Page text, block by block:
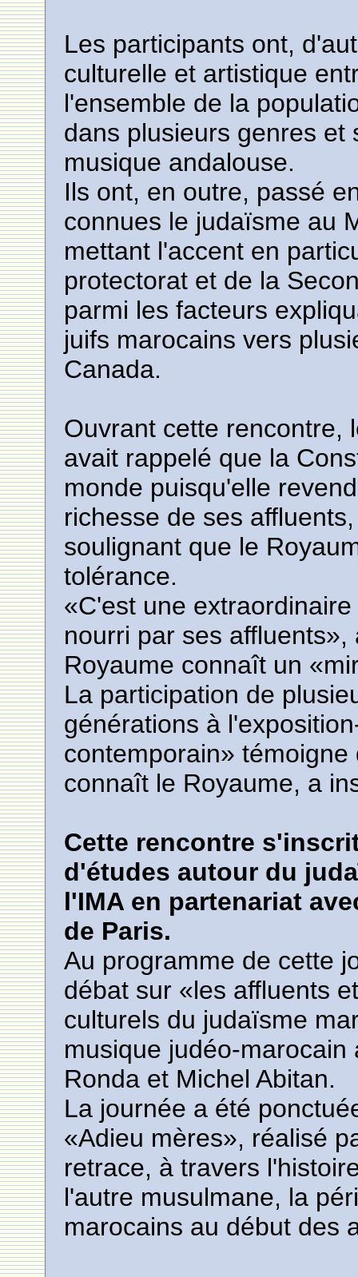
Les participants ont,
culturelle et artistique
l'ensemble de la
dans plusieurs genres et
musique andalouse.
Ils ont, en outre, passé
connues le judaïsme au
mettant l'accent en
protectorat et de la
parmi les facteurs
juifs marocains vers
Canada.
Ouvrant cette rencontre,
avait rappelé que la
monde puisqu'elle
richesse de ses
soulignant que le
tolérance.
«C'est une
nourri par ses
Royaume connaît un
La participation de
générations à
contemporain»
connaît le Royaume, a
Cette rencontre
d'études autour du
l'IMA en partenariat
de Paris.
Au programme de cette
débat sur «les affluents
culturels du judaïsme
musique judéo-
Ronda et Michel Abitan.
La journée a été
«Adieu mères», réalisé
retrace, à travers
l'autre musulmane, la
marocains au début des